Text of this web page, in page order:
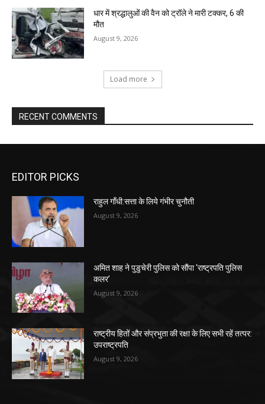
धार में श्रद्धालुओं की वैन को ट्रॉले ने मारी टक्कर, 6 की
मौत
August 9, 2026
Load more
RECENT COMMENTS
EDITOR PICKS
राहुल गाँधी:सत्ता के लिये गंभीर चुनौती
August 9, 2026
अमित शाह ने पुडुचेरी पुलिस को सौंपा ‘राष्ट्रपति पुलिस
कलर’
August 9, 2026
राष्ट्रीय हितों और संप्रभुता की रक्षा के लिए सभी रहें तत्पर:
उपराष्ट्रपति
August 9, 2026